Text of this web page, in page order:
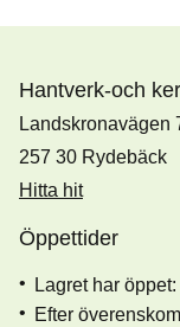
Hantverk-och
Landskronavägen
257 30 Rydebäck
Hitta hit
Öppettider
Lagret har
Efter